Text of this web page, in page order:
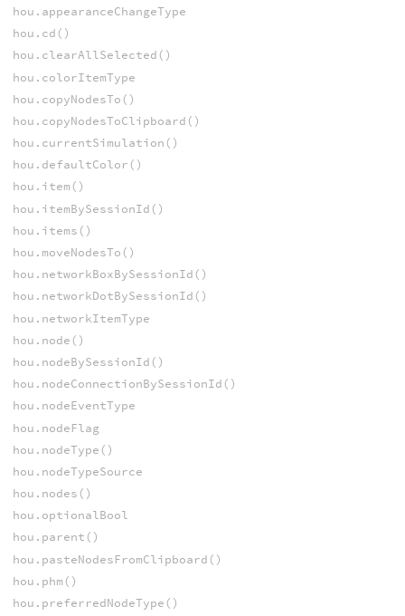
hou.appearanceChangeType
hou.cd()
hou.clearAllSelected()
hou.colorItemType
hou.copyNodesTo()
hou.copyNodesToClipboard()
hou.currentSimulation()
hou.defaultColor()
hou.item()
hou.itemBySessionId()
hou.items()
hou.moveNodesTo()
hou.networkBoxBySessionId()
hou.networkDotBySessionId()
hou.networkItemType
hou.node()
hou.nodeBySessionId()
hou.nodeConnectionBySessionId()
hou.nodeEventType
hou.nodeFlag
hou.nodeType()
hou.nodeTypeSource
hou.nodes()
hou.optionalBool
hou.parent()
hou.pasteNodesFromClipboard()
hou.phm()
hou.preferredNodeType()